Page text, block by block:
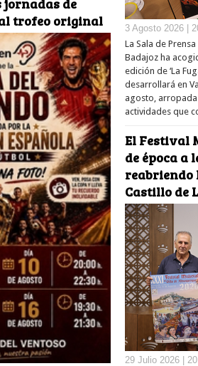
jornadas de
trofeo original
3 Agosto 2026 |
La Sala de
Badajoz ha
edición de ‘La
desarrollará en
agosto,
actividades que
El Festival
de época a
reabriendo
Castillo de
29 Julio 2026 |